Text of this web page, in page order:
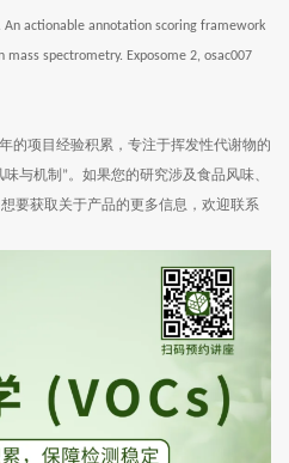
An actionable annotation scoring framework
spectrometry. Exposome 2, osac007
的项目经验积累，专注于挥发性代谢物的
味与机制 ”。如果您的研究涉及食品风味、
要获取关于产品的更多信息，欢迎联系